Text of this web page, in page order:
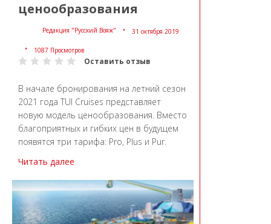
ценообразования
Редакция "Русский Вояж" 31 октября 2019
1087 Просмотров
Оставить отзыв
В начале бронирования на летний сезон
2021 года TUI Cruises представляет
новую модель ценообразования. Вместо
благоприятных и гибких цен в будущем
появятся три тарифа: Pro, Plus и Pur.
Читать далее